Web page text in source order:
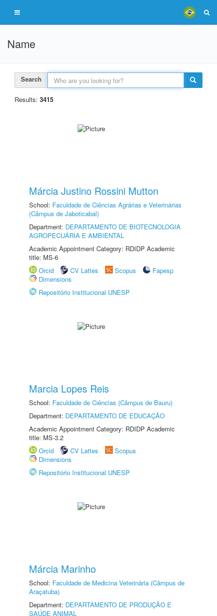
Name
Search
Results: 3415
Márcia Justino Rossini Mutton
School: Faculdade de Ciências Agrárias e Veterinárias
(Câmpus de Jaboticabal)
Department: DEPARTAMENTO DE BIOTECNOLOGIA
AGROPECUÁRIA E AMBIENTAL
Academic Appointment Category: RDIDP Academic
title: MS-6
Orcid
CV Lattes Scopus
Fapesp
Dimensions
Repositório Institucional UNESP
Marcia Lopes Reis
School: Faculdade de Ciências (Câmpus de Bauru)
Department: DEPARTAMENTO DE EDUCAÇÃO
Academic Appointment Category: RDIDP Academic
title: MS-3.2
Orcid
CV Lattes
Scopus
Dimensions
Repositório Institucional UNESP
Márcia Marinho
School: Faculdade de Medicina Veterinária (Câmpus de
Araçatuba)
Department: DEPARTAMENTO DE PRODUÇÃO E
SAÚDE ANIMAL